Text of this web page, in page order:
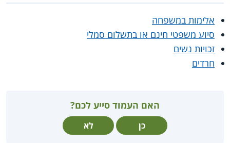
אלימות במשפחה
סיוע משפטי חינם או בתשלום סמלי
זכויות נשים
חרדים
האם העמוד סייע לכם?
כן לא